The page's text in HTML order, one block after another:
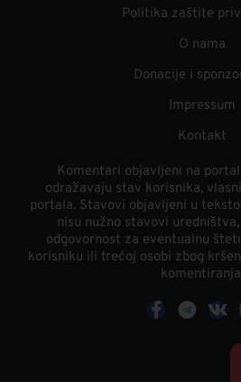
Politika zaštite
O nama
Donacije i
Impressum
Kontakt
Komentari objavljeni na
odražavaju stav korisnika,
portala. Stavovi objavljeni u
nisu nužno stavovi
odgovornost za eventualnu
korisniku ili trećoj osobi zbog